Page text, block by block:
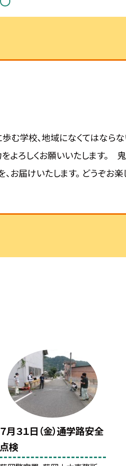
む学校、地域になくてはなら
よろしくお願いいたします。
お届けいたします。 どうぞお楽
７月３１日（金）通学路安全
点検